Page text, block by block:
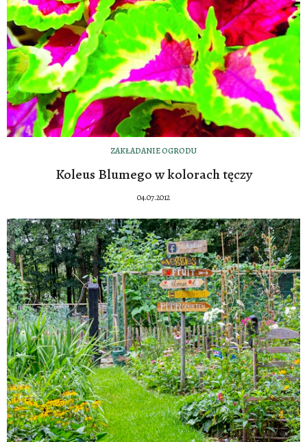
ZAKŁADANIE OGRODU
Koleus Blumego w kolorach tęczy
04.07.2012